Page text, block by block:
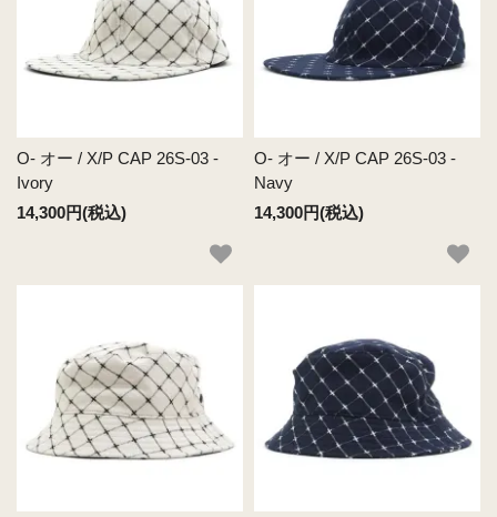
O- オー / X/P CAP 26S-03 -
Ivory
14,300円(税込)
O- オー / X/P CAP 26S-03 -
Navy
14,300円(税込)